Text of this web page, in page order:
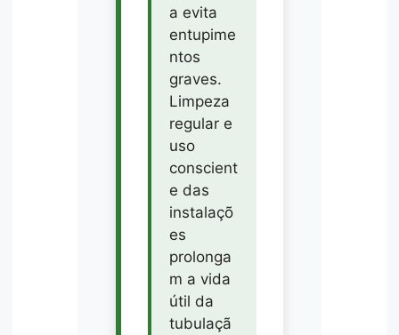
a evita
entupime
ntos
graves.
Limpeza
regular e
uso
conscient
e das
instalaçõ
es
prolonga
m a vida
útil da
tubulaçã